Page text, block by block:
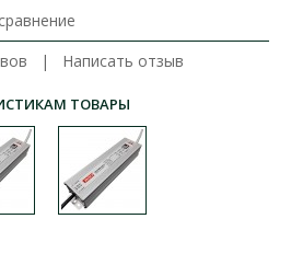
| Написать отзыв
ТОВАРЫ